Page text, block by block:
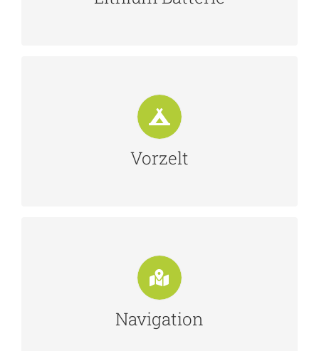
Vorzelt
Vorzelt
Buche jetzt das optionale Vorzelt für
einmalig 119€
Navigation
Navigation
Dieses Wohnmbobil besitzt das
Navigationssystem ab Werk